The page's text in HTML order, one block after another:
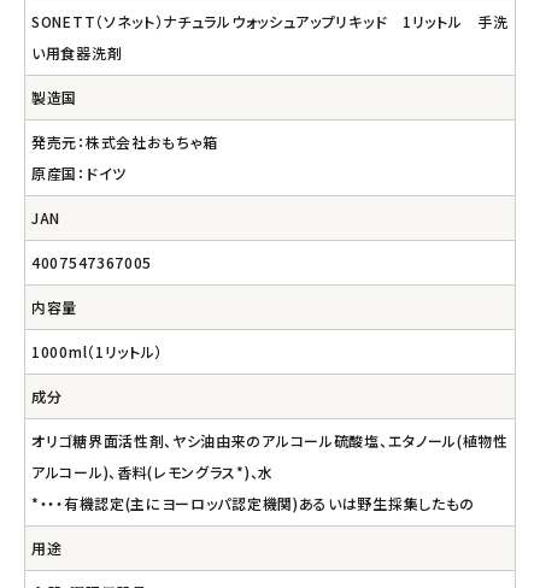
SONETT（ソネット）ナチュラルウォッシュアップリキッド 1リットル 手洗
い用食器洗剤
製造国
発売元：株式会社おもちゃ箱
原産国：ドイツ
JAN
4007547367005
内容量
1000ml（1リットル）
成分
オリゴ糖界面活性剤、ヤシ油由来のアルコール硫酸塩、エタノール(植物性
アルコール)、香料(レモングラス*)、水
*・・・有機認定(主にヨーロッパ認定機関)あるいは野生採集したもの
用途